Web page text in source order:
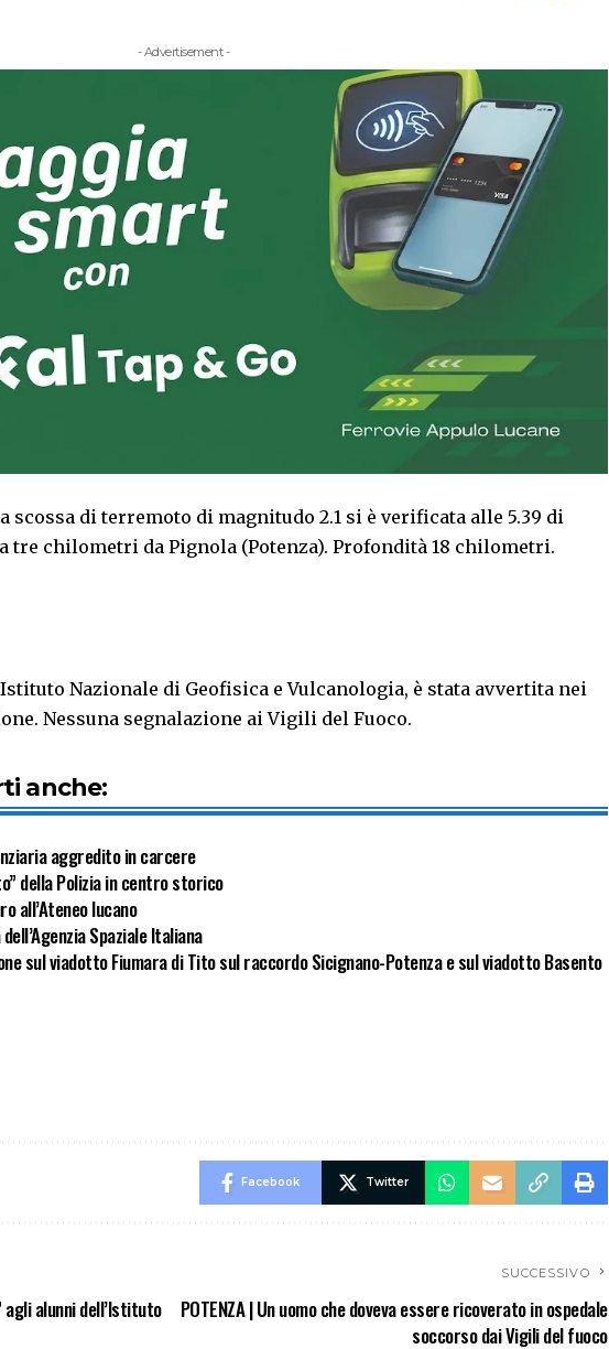
- Advertisement -
scossa di terremoto di magnitudo 2.1 si è verificata alle 5.39 di
tre chilometri da Pignola (Potenza). Profondità 18 chilometri.
Nazionale di Geofisica e Vulcanologia, è stata avvertita nei
Nessuna segnalazione ai Vigili del Fuoco.
anche:
aggredito in carcere
della Polizia in centro storico
all’Ateneo lucano
Spaziale Italiana
sul viadotto Fiumara di Tito sul raccordo Sicignano-Potenza e sul viadotto Basento
Facebook Twitter
alunni dell’Istituto
SUCCESSIVO
POTENZA | Un uomo che doveva essere ricoverato in ospedale
soccorso dai Vigili del fuoco